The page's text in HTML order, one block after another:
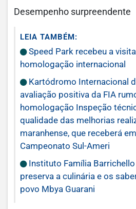
Desempenho surpreendente
LEIA TAMBÉM:
Speed Park recebeu a
homologação internacional
Kartódromo Internacional
avaliação positiva da FIA
homologação Inspeção
qualidade das melhorias
maranhense, que receberá
Campeonato Sul-Ameri
Instituto Família Barrichello
preserva a culinária e os
povo Mbya Guarani